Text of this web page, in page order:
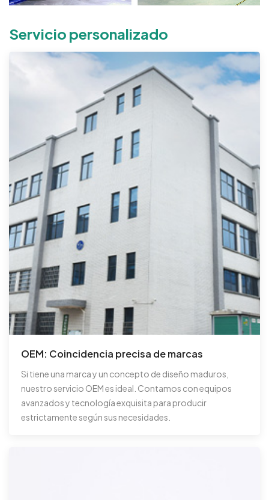
Servicio personalizado
OEM: Coincidencia precisa de marcas
Si tiene una marca y un concepto de diseño maduros,
nuestro servicio OEM es ideal. Contamos con equipos
avanzados y tecnología exquisita para producir
estrictamente según sus necesidades.